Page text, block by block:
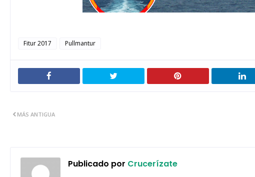
Fitur 2017 Pullmantur
MÁS ANTIGUA
Publicado por Crucerízate